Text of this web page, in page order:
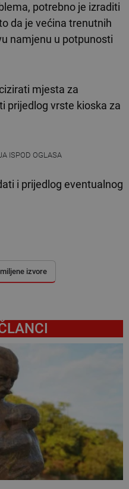
potrebno je izraditi
da je većina trenutnih
namjenu u potpunosti
mjesta za
prijedlog vrste kioska za
ISPOD OGLASA
i prijedlog eventualnog
izvore